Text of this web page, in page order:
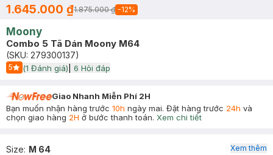
1.645.000 ₫1.875.000 ₫ -12%
Moony
Combo 5 Tã Dán Moony M64
(SKU: 279300137)
5
Start Icon
(1 Đánh giá) 6 Hỏi đáp
Giao Nhanh Miễn Phí 2H
Bạn muốn nhận hàng trước 10h ngày mai. Đặt hàng trước 24h và
chọn giao hàng 2H ở bước thanh toán. Xem chi tiết
Size: M 64 Xem thêm